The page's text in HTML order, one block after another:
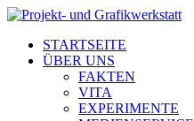
STARTSEITE
ÜBER UNS
FAKTEN
VITA
EXPERIMENTE